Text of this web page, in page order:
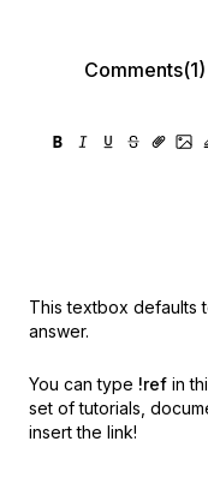
Comments(1)
This textbox defaults
answer.
You can type !ref in
set of tutorials,
insert the link!